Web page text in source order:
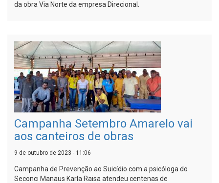
da obra Via Norte da empresa Direcional.
Campanha Setembro Amarelo vai
aos canteiros de obras
9 de outubro de 2023 - 11:06
Campanha de Prevenção ao Suicídio com a psicóloga do
Seconci Manaus Karla Raisa atendeu centenas de